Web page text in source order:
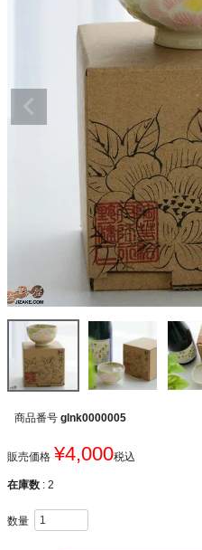
商品番号 glnk0000005
販売価格 ¥4,000税込
在庫数 2